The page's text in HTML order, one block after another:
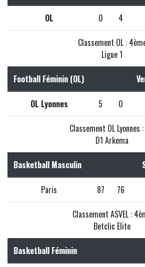
OL 0 4
Classement OL :
Ligue 1
Football Féminin (OL)
OL Lyonnes 5 0
Classement OL Lyonnes
D1 Arkema
Basketball Masculin
Paris 87 76
Classement ASVEL :
Betclic Elite
Basketball Féminin